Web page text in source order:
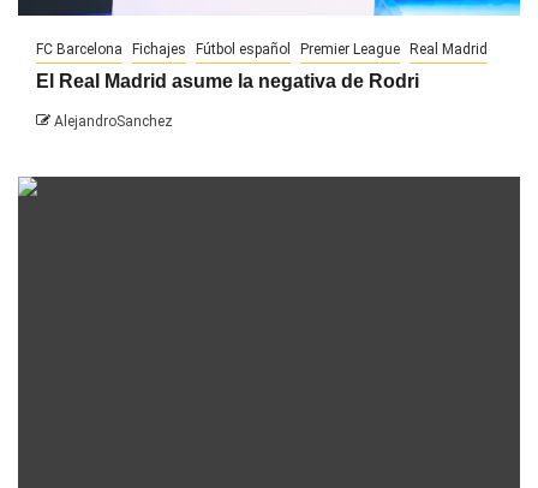
FC Barcelona Fichajes Fútbol español Premier League Real Madrid
El Real Madrid asume la negativa de Rodri
AlejandroSanchez